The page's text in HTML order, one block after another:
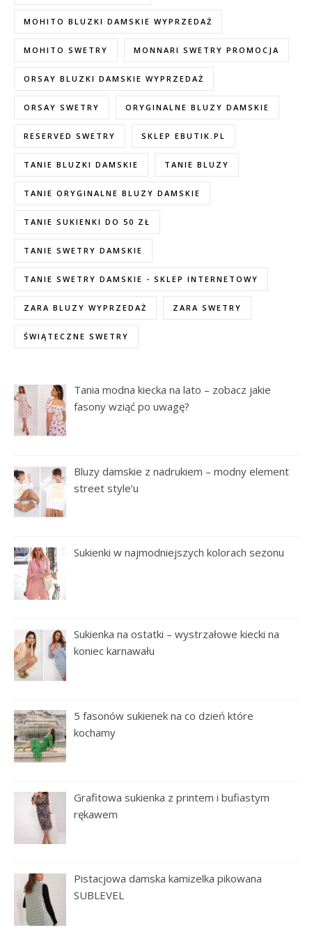
MOHITO BLUZKI DAMSKIE WYPRZEDAŻ
MOHITO SWETRY MONNARI SWETRY PROMOCJA
ORSAY BLUZKI DAMSKIE WYPRZEDAŻ
ORSAY SWETRY ORYGINALNE BLUZY DAMSKIE
RESERVED SWETRY SKLEP EBUTIK.PL
TANIE BLUZKI DAMSKIE TANIE BLUZY
TANIE ORYGINALNE BLUZY DAMSKIE
TANIE SUKIENKI DO 50 ZŁ
TANIE SWETRY DAMSKIE
TANIE SWETRY DAMSKIE - SKLEP INTERNETOWY
ZARA BLUZY WYPRZEDAŻ ZARA SWETRY
ŚWIĄTECZNE SWETRY
Tania modna kiecka na lato – zobacz jakie
fasony wziąć po uwagę?
Bluzy damskie z nadrukiem – modny element
street style’u
Sukienki w najmodniejszych kolorach sezonu
Sukienka na ostatki – wystrzałowe kiecki na
koniec karnawału
5 fasonów sukienek na co dzień które
kochamy
Grafitowa sukienka z printem i bufiastym
rękawem
Pistacjowa damska kamizelka pikowana
SUBLEVEL